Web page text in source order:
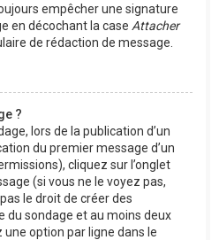
empêcher une signature
en décochant la case Attacher
de rédaction de message.
?
lors de la publication d’un
du premier message d’un
cliquez sur l’onglet
(si vous ne le voyez pas,
le droit de créer des
du sondage et au moins deux
option par ligne dans le